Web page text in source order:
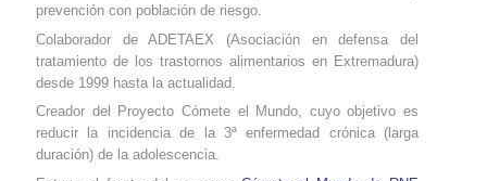
prevención con población de riesgo.
Colaborador de ADETAEX (Asociación en defensa del
tratamiento de los trastornos alimentarios en Extremadura)
desde 1999 hasta la actualidad.
Creador del Proyecto Cómete el Mundo, cuyo objetivo es
reducir la incidencia de la 3ª enfermedad crónica (larga
duración) de la adolescencia.